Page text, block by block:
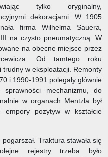
tylko oryginalny,
dekoracjami. W 1905
firma Wilhelma Sauera,
na czysto pneumatyczną. W
na obecne miejsce przez
Od tamtego roku
trudny w eksploatacji. Remonty
i 1990-1991 polegały głównie
sprawności mechanizmu, do
w organach Mentzla był
empory pozytyw w kształcie
Traktura stawała się
rejestry trzeba było